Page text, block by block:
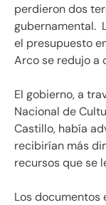
perdieron dos
gubernamental.
el presupuesto
Arco se redujo a
El gobierno, a
Nacional de
Castillo, había
recibirían más
recursos que se
Los documentos